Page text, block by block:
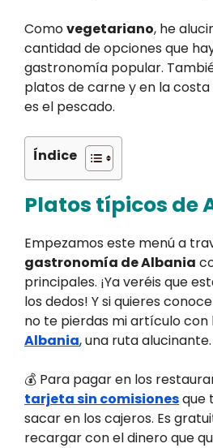
Comovegetariano, he
cantidad de opciones que
gastronomía popular.
platos de carne y en la
es el pescado.
Índice
Platos típicos de
Empezamos este menú a
gastronomía de Albania
principales. ¡Ya veréis que
los dedos! Y si quieres
no te pierdas mi artículo con
Albania, una ruta alucinante.
💰 Para pagar en los
tarjeta sin comisionesque
sacar en los cajeros. Es
recargar con el dinero que